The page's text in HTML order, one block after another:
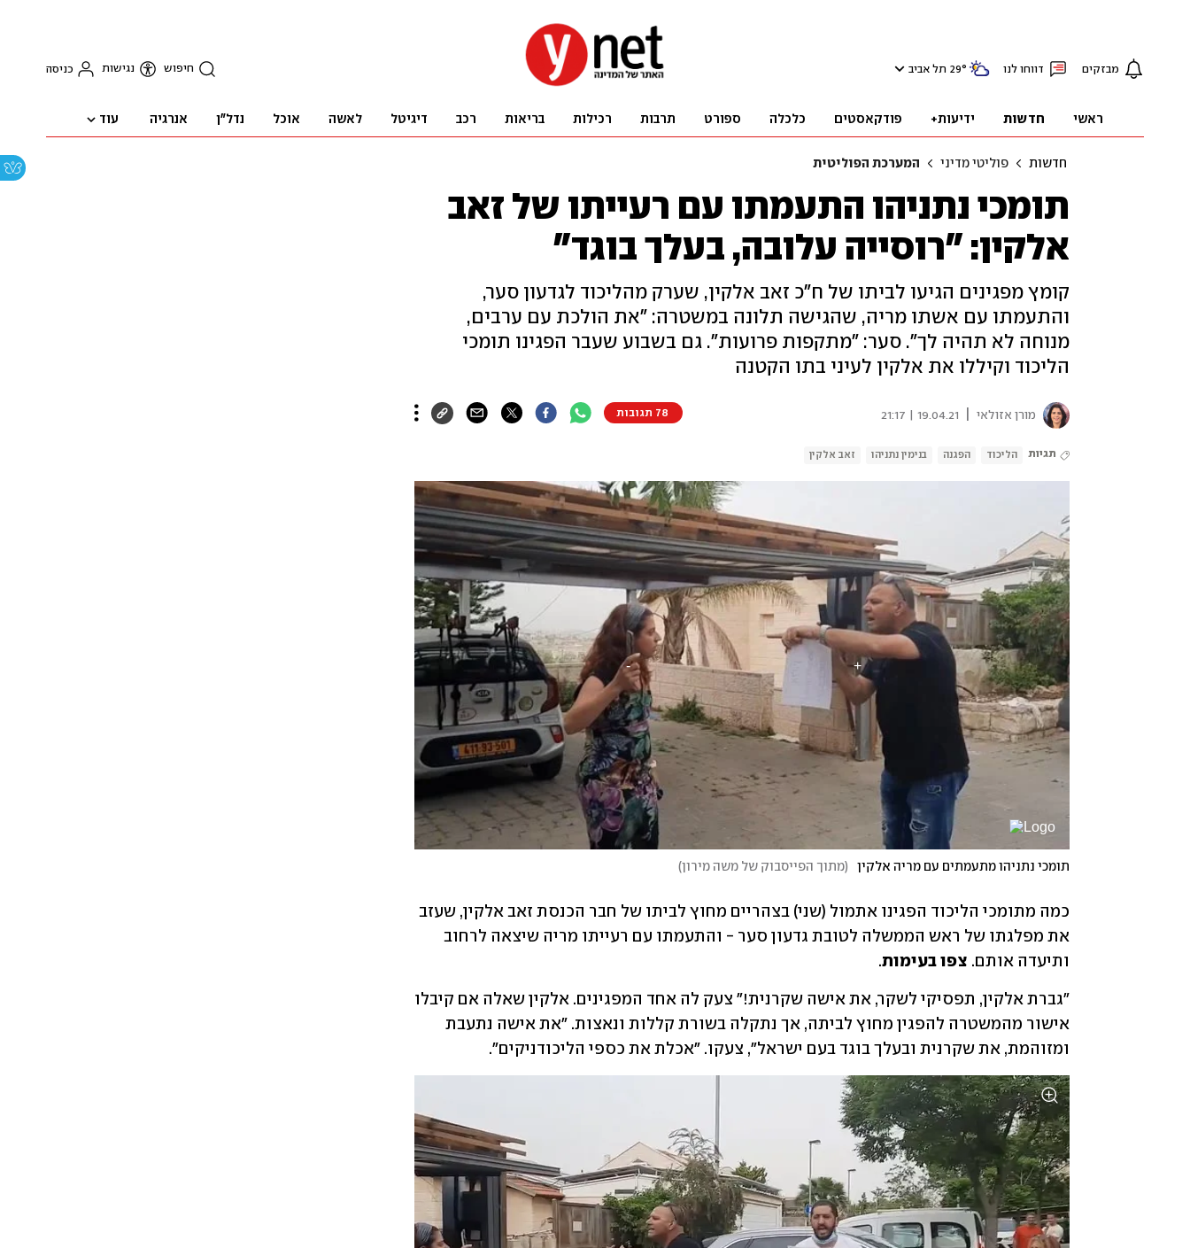
מבזקים דווחו לנו 29° תל אביב חיפוש נגישות כניסה
ראשי חדשות ידיעות+ פודקאסטים כלכלה ספורט תרבות רכילות בריאות רכב דיגיטל לאשה אוכל נדל"ן אנרגיה עוד
חדשות פוליטי מדיני המערכת הפוליטית
תומכי נתניהו התעמתו עם רעייתו של זאב
אלקין: "רוסייה עלובה, בעלך בוגד"
קומץ מפגינים הגיעו לביתו של ח"כ זאב אלקין, שערק מהליכוד לגדעון סער,
והתעמתו עם אשתו מריה, שהגישה תלונה במשטרה: "את הולכת עם ערבים,
מנוחה לא תהיה לך". סער: "מתקפות פרועות". גם בשבוע שעבר הפגינו תומכי
הליכוד וקיללו את אלקין לעיני בתו הקטנה
מורן אזולאי 19.04.21 | 21:17 78 תגובות
תגיות הליכוד הפגנה בנימין נתניהו זאב אלקין
תומכי נתניהו מתעמתים עם מריה אלקין (מתוך הפייסבוק של משה מירון)
ותיעדה אותם. צפו בעימות.
ומזוהמת, את שקרנית ובעלך בוגד בעם ישראל", צעקו. "אכלת את כספי הליכודניקים".